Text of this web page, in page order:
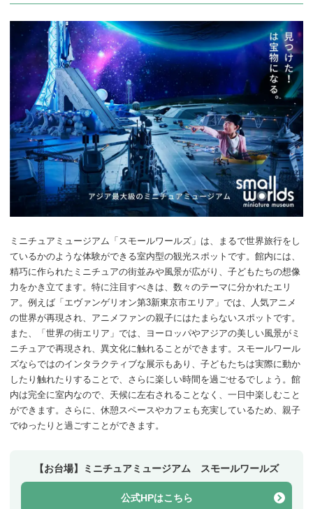
ミニチュアミュージアム「スモールワールズ」は、まるで世界旅行をし
ているかのような体験ができる室内型の観光スポットです。館内には、
精巧に作られたミニチュアの街並みや風景が広がり、子どもたちの想像
力をかき立てます。特に注目すべきは、数々のテーマに分かれたエリ
ア。例えば「エヴァンゲリオン第3新東京市エリア」では、人気アニメ
の世界が再現され、アニメファンの親子にはたまらないスポットです。
また、「世界の街エリア」では、ヨーロッパやアジアの美しい風景がミ
ニチュアで再現され、異文化に触れることができます。スモールワール
ズならではのインタラクティブな展示もあり、子どもたちは実際に動か
したり触れたりすることで、さらに楽しい時間を過ごせるでしょう。館
内は完全に室内なので、天候に左右されることなく、一日中楽しむこと
ができます。さらに、休憩スペースやカフェも充実しているため、親子
でゆったりと過ごすことができます。
【お台場】ミニチュアミュージアム スモールワールズ
公式HPはこちら